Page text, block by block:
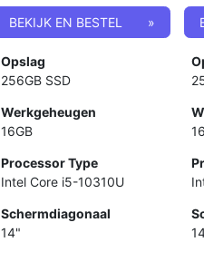
BEKIJK EN BESTEL »
Opslag
256GB SSD
Werkgeheugen
16GB
Processor Type
Intel Core i5-10310U
Schermdiagonaal
14"